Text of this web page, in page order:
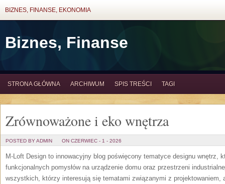
BIZNES, FINANSE, EKONOMIA
Biznes, Finanse
STRONA GŁÓWNA ARCHIWUM SPIS TREŚCI TAGI
Zrównoważone i eko wnętrza
POSTED BY ADMIN ON CZERWIEC - 1 - 2026
M-Loft Design to innowacyjny blog poświęcony tematyce designu wnętrz,
funkcjonalnych pomysłów na urządzenie domu oraz przestrzeni
wszystkich, którzy interesują się tematami związanymi z projektowaniem,